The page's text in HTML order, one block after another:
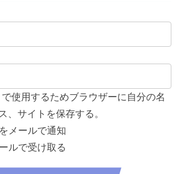
使用するためブラウザーに自分の名
、サイトを保存する。
メールで通知
ルで受け取る